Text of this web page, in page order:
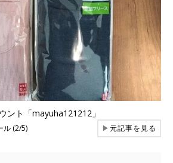
ント「mayuha121212」
ル (2/5) ▶元記事を見る